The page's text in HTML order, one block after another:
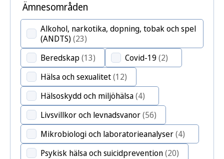
Ämnesområden
Alkohol, narkotika, dopning, tobak och spel
(ANDTS)(23)
Beredskap(13) Covid-19 (2)
Hälsa och sexualitet(12)
Hälsoskydd och miljöhälsa(4)
Livsvillkor och levnadsvanor(56)
Mikrobiologi och laboratorieanalyser(4)
Psykisk hälsa och suicidprevention(20)